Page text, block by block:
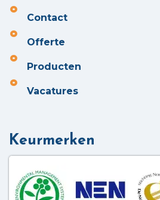
Contact
Offerte
Producten
Vacatures
Keurmerken